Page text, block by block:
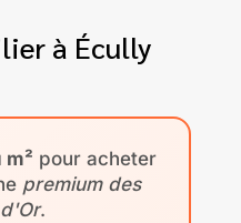
à Écully
m² pour acheter
premium des
.